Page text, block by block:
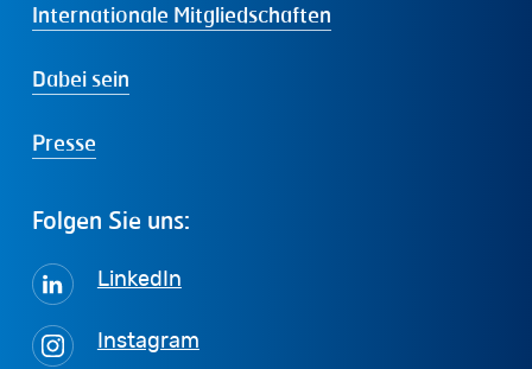
Internationale Mitgliedschaften
Dabei sein
Presse
Folgen Sie uns:
LinkedIn
Instagram